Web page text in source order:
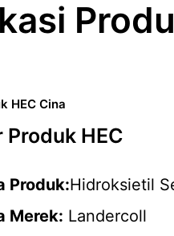
HEC Cina
HEC
Produk:Hidroksietil
Merek: Landercoll